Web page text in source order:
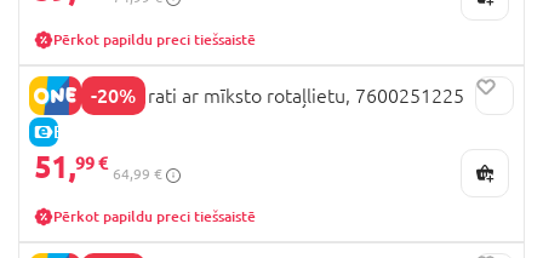
Pērkot papildu preci tiešsaistē
-20%
E-CENA
SIMBA Stitch rati ar mīksto rotaļlietu, 7600251225
51,99 €
64,99 €
Pērkot papildu preci tiešsaistē